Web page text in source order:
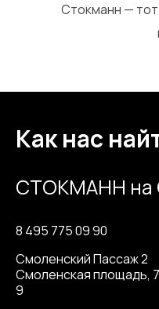
Стокманн —
Как нас
СТОКМАНН на
8 495 775 09 90
Смоленский Пассаж 2
Смоленская площадь,
9